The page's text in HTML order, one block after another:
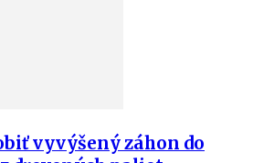
vyvýšený záhon do